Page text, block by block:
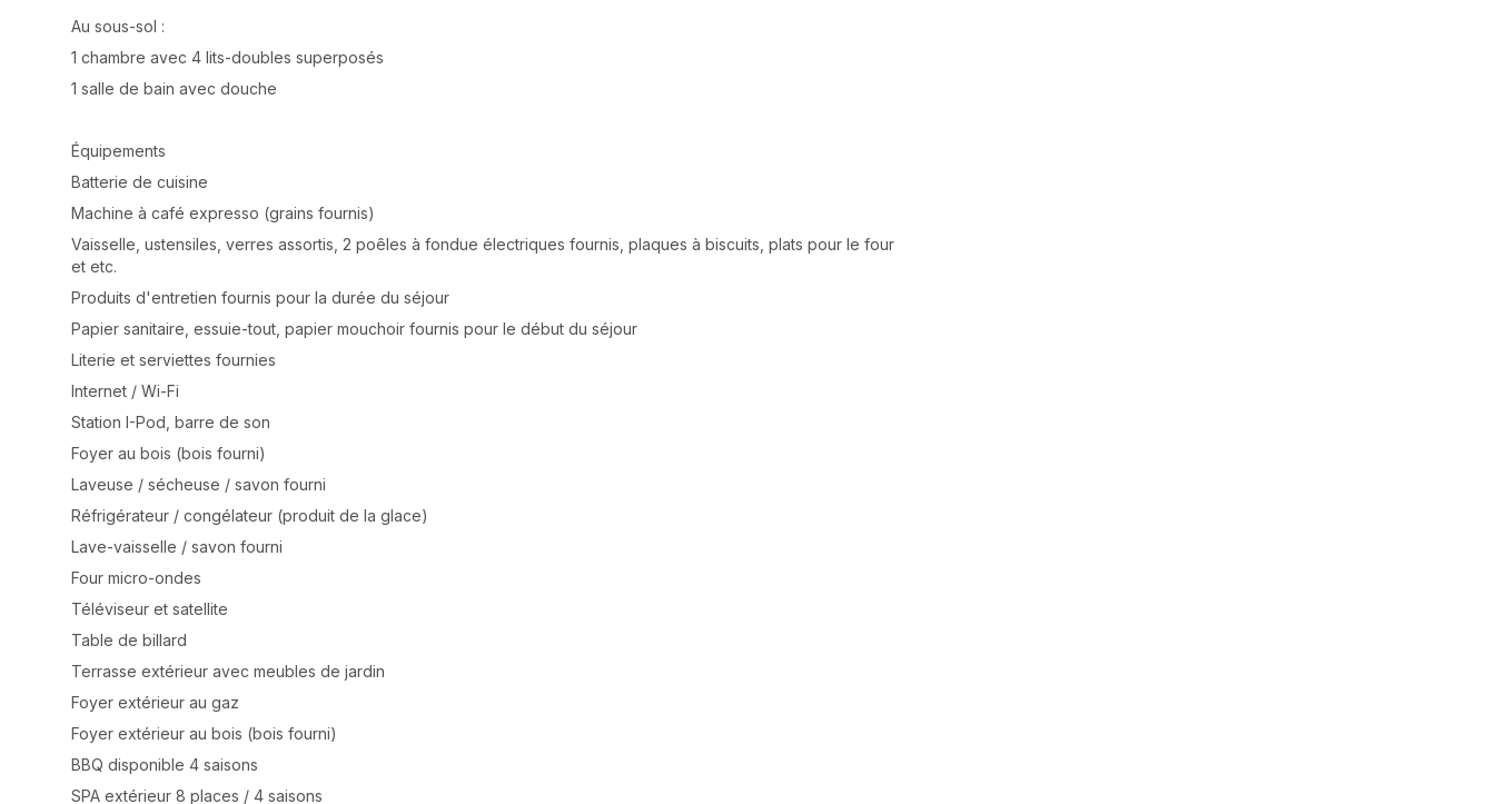
Au sous-sol :
1 chambre avec 4 lits-doubles superposés
1 salle de bain avec douche
Équipements
Batterie de cuisine
Machine à café expresso (grains fournis)
Vaisselle, ustensiles, verres assortis, 2 poêles à fondue électriques fournis, plaques à biscuits, plats pour le four
et etc.
Produits d'entretien fournis pour la durée du séjour
Papier sanitaire, essuie-tout, papier mouchoir fournis pour le début du séjour
Literie et serviettes fournies
Internet / Wi-Fi
Station I-Pod, barre de son
Foyer au bois (bois fourni)
Laveuse / sécheuse / savon fourni
Réfrigérateur / congélateur (produit de la glace)
Lave-vaisselle / savon fourni
Four micro-ondes
Téléviseur et satellite
Table de billard
Terrasse extérieur avec meubles de jardin
Foyer extérieur au gaz
Foyer extérieur au bois (bois fourni)
BBQ disponible 4 saisons
SPA extérieur 8 places / 4 saisons